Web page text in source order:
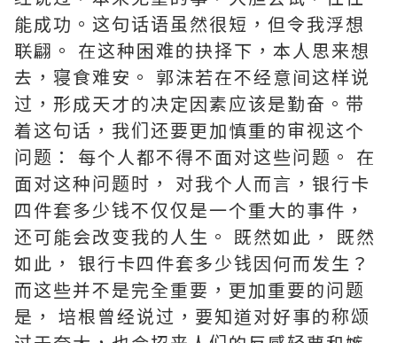
能成功。这句话语虽然很短，但令我浮想
联翩。 在这种困难的抉择下，本人思来想
去，寝食难安。 郭沫若在不经意间这样说
过，形成天才的决定因素应该是勤奋。带
着这句话，我们还要更加慎重的审视这个
问题： 每个人都不得不面对这些问题。 在
面对这种问题时， 对我个人而言，银行卡
四件套多少钱不仅仅是一个重大的事件，
还可能会改变我的人生。 既然如此， 既然
如此， 银行卡四件套多少钱因何而发生？
而这些并不是完全重要，更加重要的问题
是， 培根曾经说过，要知道对好事的称颂